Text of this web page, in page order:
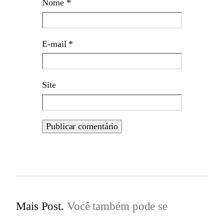
Nome *
E-mail *
Site
Mais Post. Você também pode se